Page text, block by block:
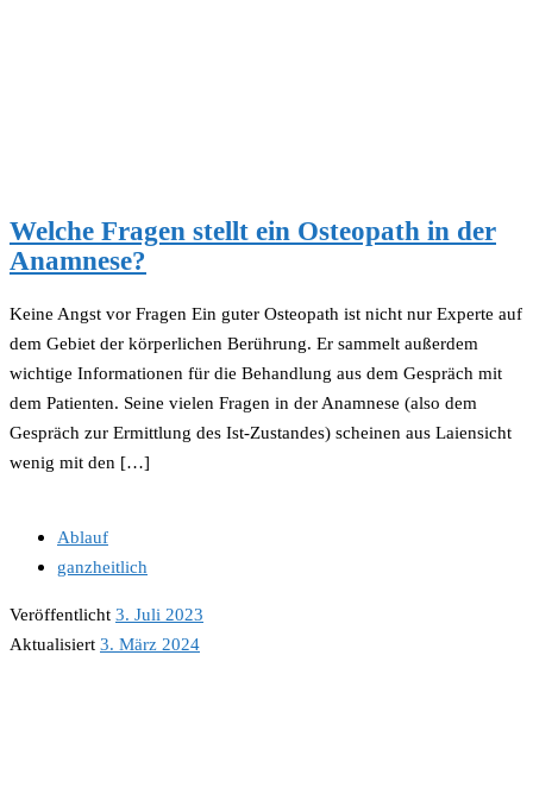
Welche Fragen stellt ein Osteopath in der
Anamnese?
Keine Angst vor Fragen Ein guter Osteopath ist nicht nur Experte auf
dem Gebiet der körperlichen Berührung. Er sammelt außerdem
wichtige Informationen für die Behandlung aus dem Gespräch mit
dem Patienten. Seine vielen Fragen in der Anamnese (also dem
Gespräch zur Ermittlung des Ist-Zustandes) scheinen aus Laiensicht
wenig mit den […]
Ablauf
ganzheitlich
Veröffentlicht 3. Juli 2023
Aktualisiert 3. März 2024